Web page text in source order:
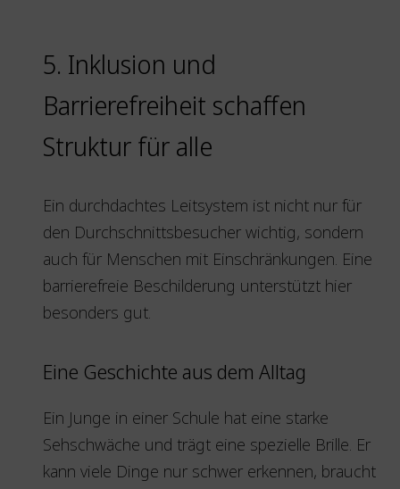
5. Inklusion und
Barrierefreiheit schaffen
Struktur für alle
Ein durchdachtes Leitsystem ist nicht nur für
den Durchschnittsbesucher wichtig, sondern
auch für Menschen mit Einschränkungen. Eine
barrierefreie Beschilderung unterstützt hier
besonders gut.
Eine Geschichte aus dem Alltag
Ein Junge in einer Schule hat eine starke
Sehschwäche und trägt eine spezielle Brille. Er
kann viele Dinge nur schwer erkennen, braucht